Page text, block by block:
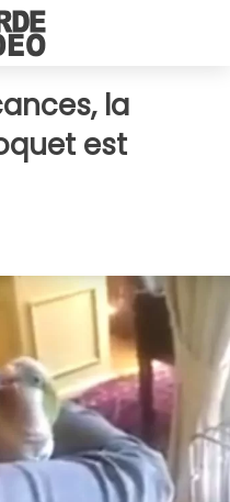
la
est